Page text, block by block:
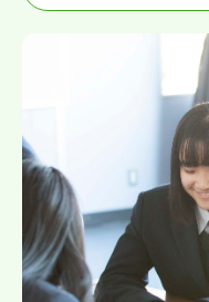
私学探検隊
説明会・イベント情報
よみもの
学校からのお知らせ